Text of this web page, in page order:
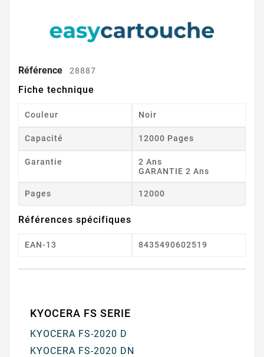
Référence 28887
Fiche technique
Couleur Noir
Capacité 12000 Pages
Garantie
2 Ans
GARANTIE 2 Ans
Pages 12000
Références spécifiques
EAN-13 8435490602519
KYOCERA FS SERIE
KYOCERA FS-2020 D
KYOCERA FS-2020 DN